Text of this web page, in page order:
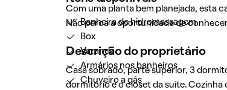
Com uma planta bem planejada, esta
Não perca a oportunidade de
Descrição do proprietário
Casa sobrado, parte superior, 3
dormitório é o closet da suíte. Cozinha
Banheira de hidromassagem
Box
Varanda
Armários nos banheiros
Chuveiro a gás